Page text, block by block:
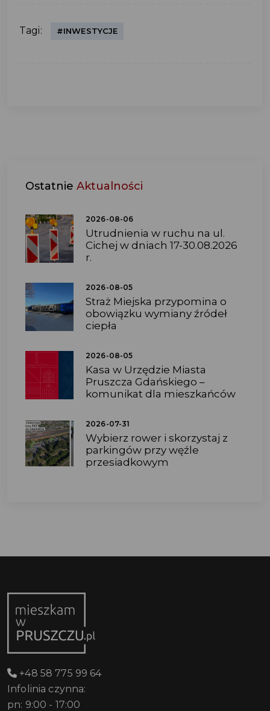
Tagi: #INWESTYCJE
Ostatnie Aktualności
2026-08-06
Utrudnienia w ruchu na ul.
Cichej w dniach 17-30.08.2026
r.
2026-08-05
Straż Miejska przypomina o
obowiązku wymiany źródeł
ciepła
2026-08-05
Kasa w Urzędzie Miasta
Pruszcza Gdańskiego –
komunikat dla mieszkańców
2026-07-31
Wybierz rower i skorzystaj z
parkingów przy węźle
przesiadkowym
+48 58 775 99 64
Infolinia czynna:
pn: 9:00 - 17:00